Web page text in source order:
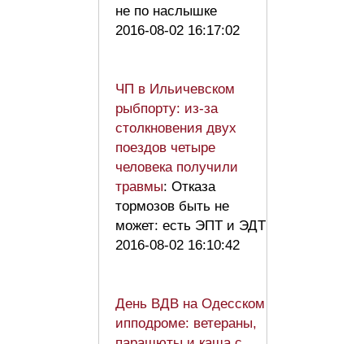
не по наслышке
2016-08-02 16:17:02
ЧП в Ильичевском
рыбпорту: из-за
столкновения двух
поездов четыре
человека получили
травмы: Отказа
тормозов быть не
может: есть ЭПТ и ЭДТ
2016-08-02 16:10:42
День ВДВ на Одесском
ипподроме: ветераны,